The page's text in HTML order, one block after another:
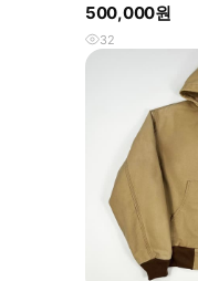
500,000원
32